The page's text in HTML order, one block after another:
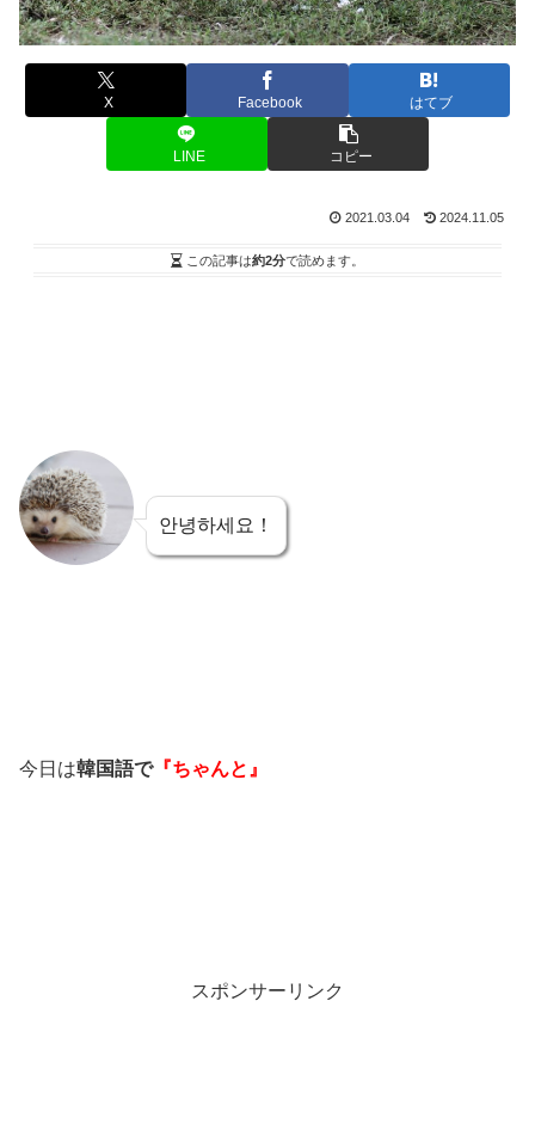
X Facebook はてブ
LINE コピー
2021.03.04 2024.11.05
この記事は約2分で読めます。
안녕하세요！
今日は韓国語で『ちゃんと』
スポンサーリンク